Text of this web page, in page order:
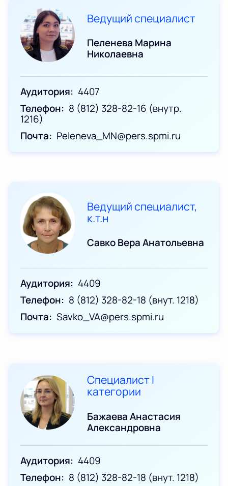
Ведущий специалист
Пеленева Марина
Николаевна
Аудитория
4407
Телефон
8 (812) 328-82-16 (внутр.
1216)
Почта
Peleneva_MN@pers.spmi.ru
Ведущий специалист,
к.т.н
Савко Вера Анатольевна
Аудитория
4409
Телефон
8 (812) 328-82-18 (внут. 1218)
Почта
Savko_VA@pers.spmi.ru
Специалист I
категории
Бажаева Анастасия
Александровна
Аудитория
4409
Телефон
8 (812) 328-82-18 (внут. 1218)